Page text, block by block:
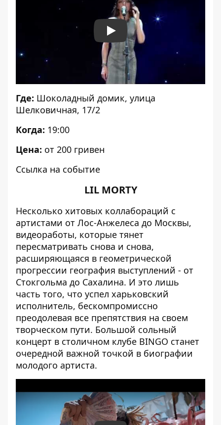
Play
Где: Шоколадный домик, улица
Шелковичная, 17/2
Когда: 19:00
Цена: от 200 гривен
Ссылка на событие
LIL MORTY
Несколько хитовых коллабораций с
артистами от Лос-Анжелеса до Москвы,
видеоработы, которые тянет
пересматривать снова и снова,
расширяющаяся в геометрической
прогрессии география выступлений - от
Стокгольма до Сахалина. И это лишь
часть того, что успел харьковский
исполнитель, бескомпромиссно
преодолевая все препятствия на своем
творческом пути. Большой сольный
концерт в столичном клубе BINGO станет
очередной важной точкой в биографии
молодого артиста.